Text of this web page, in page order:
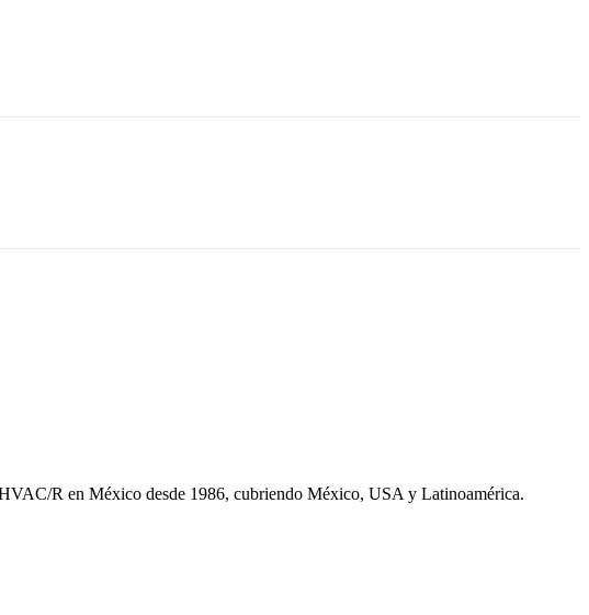
R en México desde 1986, cubriendo México, USA y Latinoamérica.